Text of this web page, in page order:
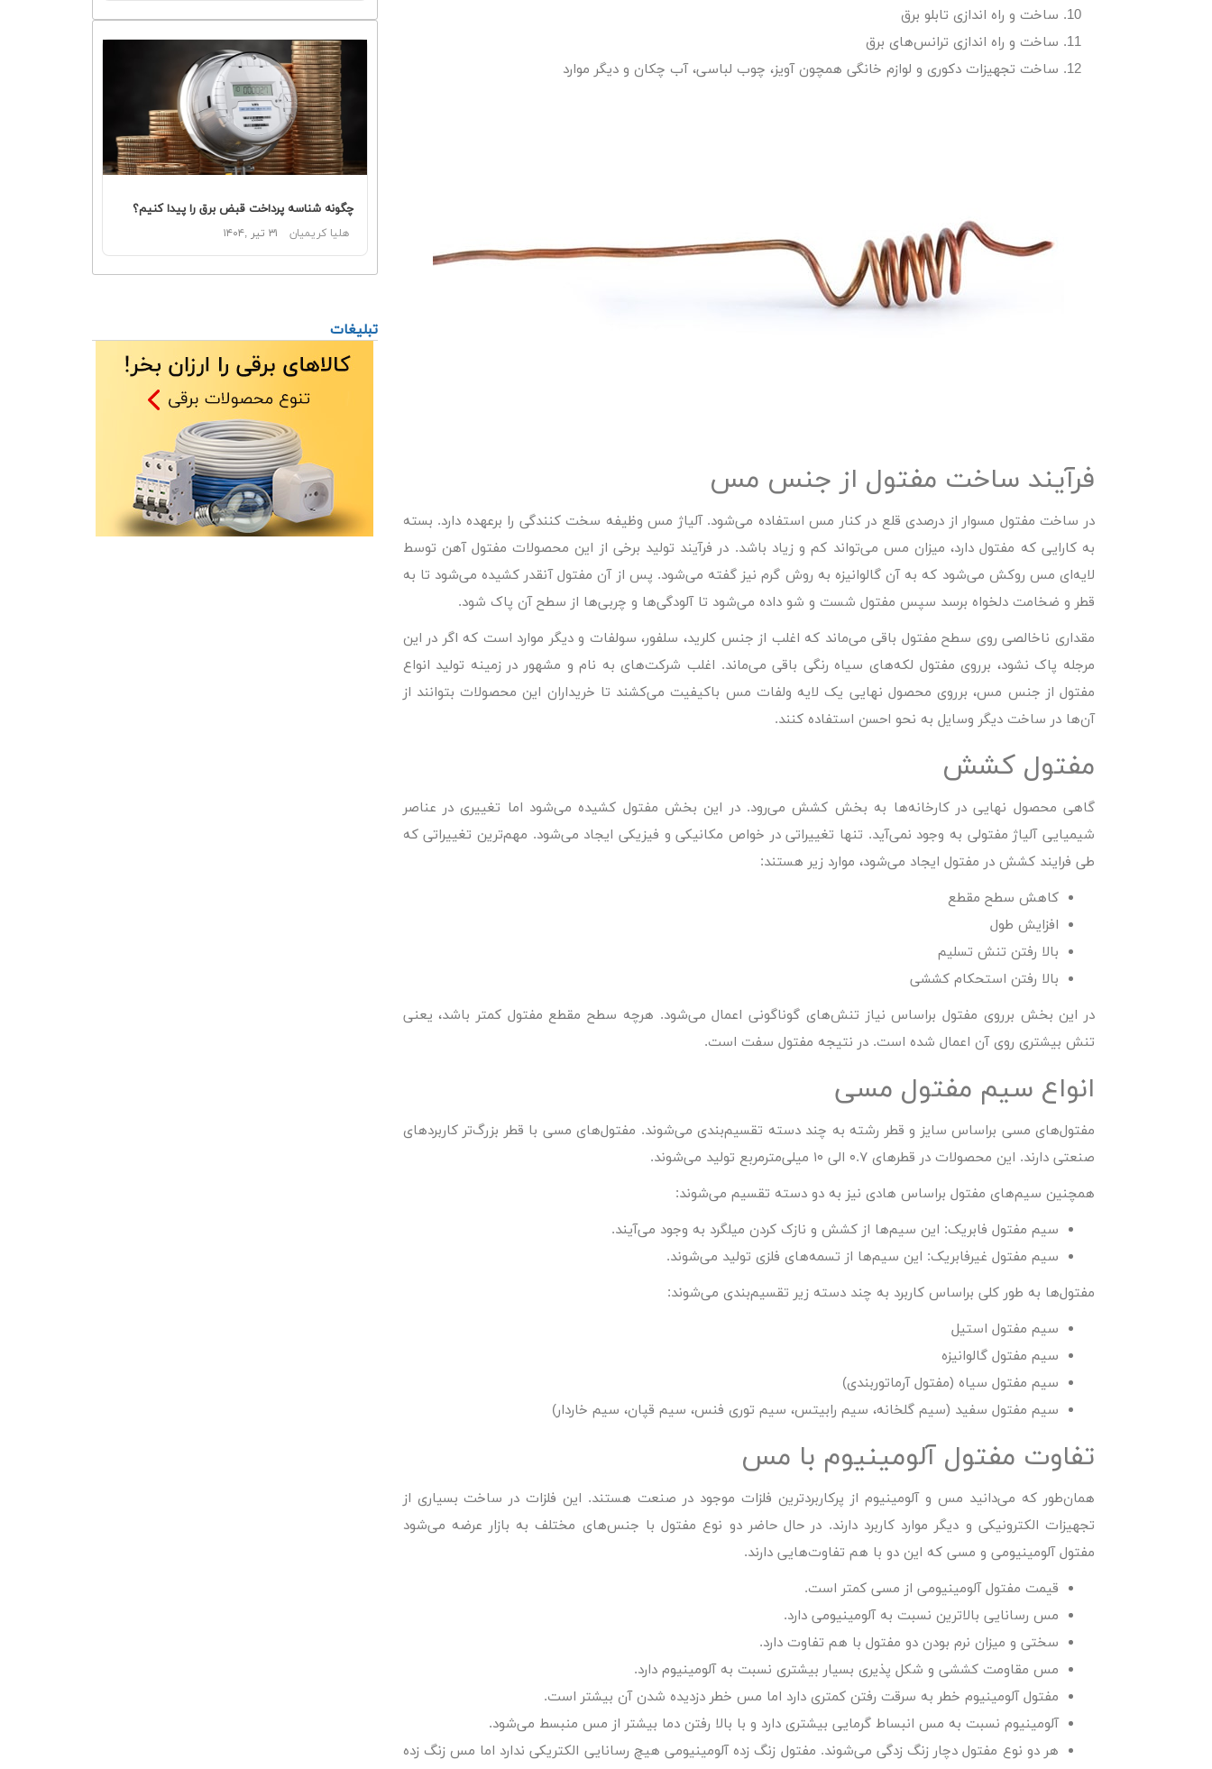
چگونه شناسه پرداخت قبض برق را پیدا کنیم؟
هلیا کریمیان ۳۱ تیر ,۱۴۰۴
تبلیغات
ساخت و راه اندازی تابلو برق
ساخت و راه اندازی ترانس‌های برق
ساخت تجهیزات دکوری و لوازم خانگی همچون آویز، چوب لباسی، آب چکان و دیگر موارد
فرآیند ساخت مفتول از جنس مس
در ساخت مفتول مسوار از درصدی قلع در کنار مس استفاده می‌شود. آلیاژ مس وظیفه سخت کنندگی را برعهده دارد. بسته
به کارایی که مفتول دارد، میزان مس می‌تواند کم و زیاد باشد. در فرآیند تولید برخی از این محصولات مفتول آهن توسط
لایه‌ای مس روکش می‌شود که به آن گالوانیزه به روش گرم نیز گفته می‌شود. پس از آن مفتول آنقدر کشیده می‌شود تا به
قطر و ضخامت دلخواه برسد سپس مفتول شست و شو داده می‌شود تا آلودگی‌ها و چربی‌ها از سطح آن پاک شود.
مقداری ناخالصی روی سطح مفتول باقی می‌ماند که اغلب از جنس کلرید، سلفور، سولفات و دیگر موارد است که اگر در این
مرجله پاک نشود، برروی مفتول لکه‌های سیاه رنگی باقی می‌ماند. اغلب شرکت‌های به نام و مشهور در زمینه تولید انواع
مفتول از جنس مس، برروی محصول نهایی یک لایه ولفات مس باکیفیت می‌کشند تا خریداران این محصولات بتوانند از
آن‌ها در ساخت دیگر وسایل به نحو احسن استفاده کنند.
مفتول کشش
گاهی محصول نهایی در کارخانه‌ها به بخش کشش می‌رود. در این بخش مفتول کشیده می‌شود اما تغییری در عناصر
شیمیایی آلیاژ مفتولی به وجود نمی‌آید. تنها تغییراتی در خواص مکانیکی و فیزیکی ایجاد می‌شود. مهم‌ترین تغییراتی که
طی فرایند کشش در مفتول ایجاد می‌شود، موارد زیر هستند:
کاهش سطح مقطع
افزایش طول
بالا رفتن تنش تسلیم
بالا رفتن استحکام کششی
در این بخش برروی مفتول براساس نیاز تنش‌های گوناگونی اعمال می‌شود. هرچه سطح مقطع مفتول کمتر باشد، یعنی
تنش بیشتری روی آن اعمال شده است. در نتیجه مفتول سفت است.
انواع سیم مفتول مسی
مفتول‌های مسی براساس سایز و قطر رشته به چند دسته تقسیم‌بندی می‌شوند. مفتول‌های مسی با قطر بزرگ‌تر کاربردهای
صنعتی دارند. این محصولات در قطرهای ۰.۷ الی ۱۰ میلی‌مترمربع تولید می‌شوند.
همچنین سیم‌های مفتول براساس هادی نیز به دو دسته تقسیم می‌شوند:
سیم مفتول فابریک: این سیم‌ها از کشش و نازک کردن میلگرد به وجود می‌آیند.
سیم مفتول غیرفابریک: این سیم‌ها از تسمه‌های فلزی تولید می‌شوند.
مفتول‌ها به طور کلی براساس کاربرد به چند دسته زیر تقسیم‌بندی می‌شوند:
سیم مفتول استیل
سیم مفتول گالوانیزه
سیم مفتول سیاه (مفتول آرماتوربندی)
سیم مفتول سفید (سیم گلخانه، سیم رابیتس، سیم توری فنس، سیم قپان، سیم خاردار)
تفاوت مفتول آلومینیوم با مس
همان‌طور که می‌دانید مس و آلومینیوم از پرکاربردترین فلزات موجود در صنعت هستند. این فلزات در ساخت بسیاری از
تجهیزات الکترونیکی و دیگر موارد کاربرد دارند. در حال حاضر دو نوع مفتول با جنس‌های مختلف به بازار عرضه می‌شود
مفتول آلومینیومی و مسی که این دو با هم تفاوت‌هایی دارند.
قیمت مفتول آلومینیومی از مسی کمتر است.
مس رسانایی بالاترین نسبت به آلومینیومی دارد.
سختی و میزان نرم بودن دو مفتول با هم تفاوت دارد.
مس مقاومت کششی و شکل پذیری بسیار بیشتری نسبت به آلومینیوم دارد.
مفتول آلومینیوم خطر به سرقت رفتن کمتری دارد اما مس خطر دزدیده شدن آن بیشتر است.
آلومینیوم نسبت به مس انبساط گرمایی بیشتری دارد و با بالا رفتن دما بیشتر از مس منبسط می‌شود.
هر دو نوع مفتول دچار زنگ زدگی می‌شوند. مفتول زنگ زده آلومینیومی هیچ رسانایی الکتریکی ندارد اما مس زنگ زده